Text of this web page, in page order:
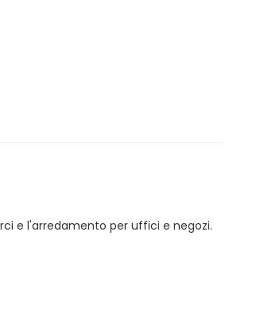
e l'arredamento per uffici e negozi.